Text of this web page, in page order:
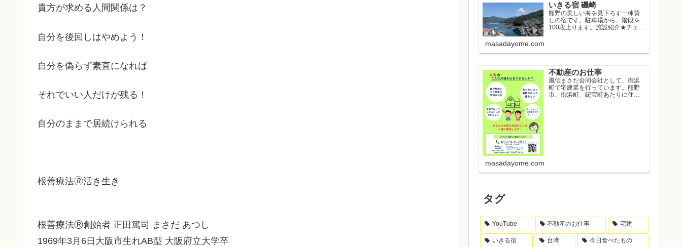
貴方が求める人間関係は？
自分を後回しはやめよう！
自分を偽らず素直になれば
それでいい人だけが残る！
自分のままで居続けられる
根善療法🄬活き生き
根善療法Ⓡ創始者 正田篤司 まさだ あつし
1969年3月6日大阪市生れAB型 大阪府立大学卒
いきる宿 磯崎
熊野の美しい海を見下ろす一棟貸
しの宿です。駐車場から、階段を
100段上ります。施設紹介★チェッ
masadayome.com
不動産のお仕事
風伝まさだ合同会社として、御浜
町で宅建業を行っています。熊野
市、御浜町、紀宝町あたりに住み
masadayome.com
タグ
YouTube 不動産のお仕事 宅建
いきる宿 台湾 今日食べたもの